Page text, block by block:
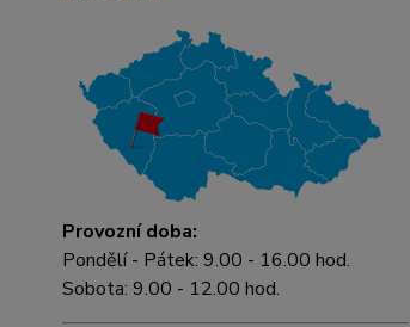
Provozní doba:
Pondělí - Pátek: 9.00 - 16.00 hod.
Sobota: 9.00 - 12.00 hod.